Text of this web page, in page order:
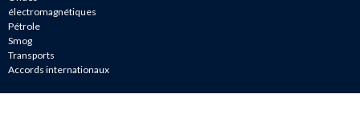
électromagnétiques
Pétrole
Smog
Transports
Accords internationaux